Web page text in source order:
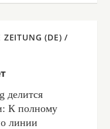
ZEITUNG (DE) /
делится
К полному
линии